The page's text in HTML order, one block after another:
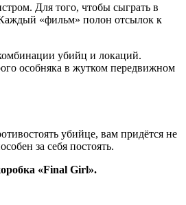
Для того, чтобы сыграть в
«фильм» полон отсылок к
убийц и локаций.
особняка в жутком передвижном
убийце, вам придётся не
за себя постоять.
«Final Girl».